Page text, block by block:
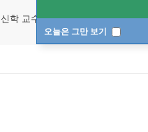
오늘은 그만 보기
신학 교수